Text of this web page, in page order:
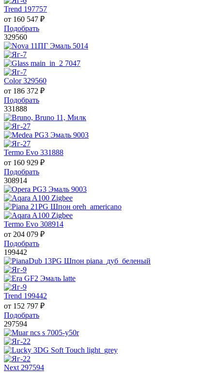
Trend 197757
от 160 547 ₽
Подобрать
329560
Color 329560
от 186 372 ₽
Подобрать
331888
Termo Evo 331888
от 160 929 ₽
Подобрать
308914
Termo Evo 308914
от 204 079 ₽
Подобрать
199442
Trend 199442
от 152 797 ₽
Подобрать
297594
Next 297594